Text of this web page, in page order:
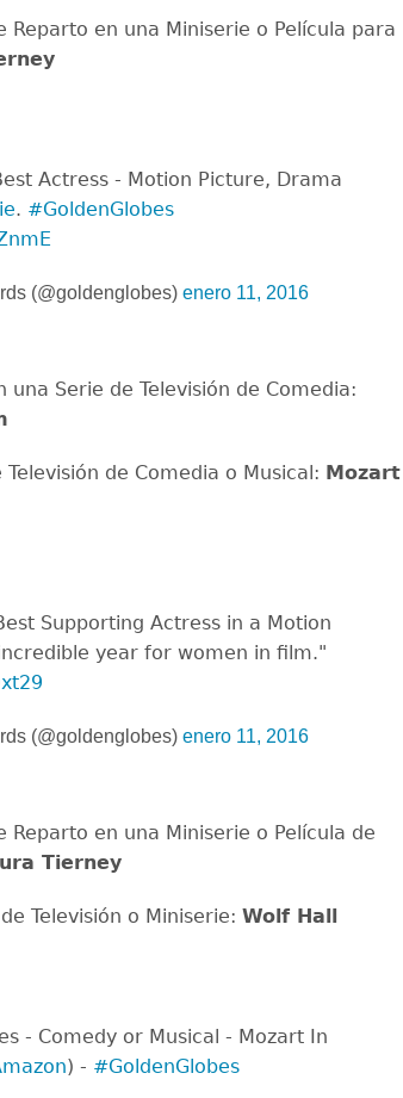
Reparto en una Miniserie o Película para
Actress - Motion Picture, Drama
. #GoldenGlobes
(@goldenglobes) enero 11, 2016
una Serie de Televisión de Comedia:
de Comedia o Musical: Mozart
Supporting Actress in a Motion
year for women in film."
(@goldenglobes) enero 11, 2016
Reparto en una Miniserie o Película de
Tierney
Televisión o Miniserie: Wolf Hall
- Comedy or Musical - Mozart In
) - #GoldenGlobes